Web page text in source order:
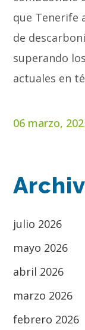
que Tenerife
de
superando
actuales en
06 marzo,
julio 2026
mayo 2026
abril 2026
marzo 2026
febrero 2026